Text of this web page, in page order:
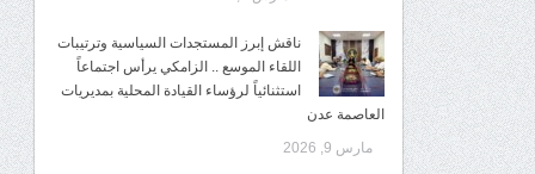
ناقش إبرز المستجدات السياسية وترتيبات
اللقاء الموسع .. الزامكي يرأس اجتماعاً
استثنائياً لرؤساء القيادة المحلية بمديريات
العاصمة عدن
مارس 9, 2026